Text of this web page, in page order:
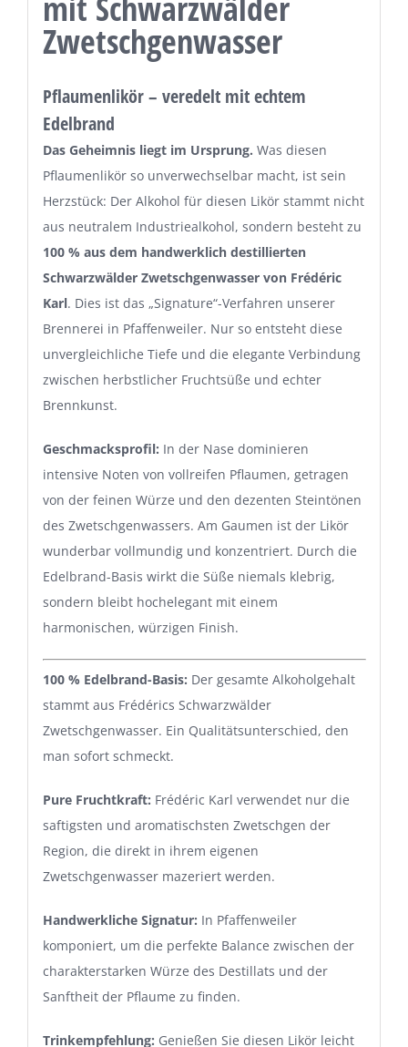
Zwetschgenwasser
Pflaumenlikör – veredelt mit echtem
Edelbrand
Das Geheimnis liegt im Ursprung. Was diesen
Pflaumenlikör so unverwechselbar macht, ist sein
Herzstück: Der Alkohol für diesen Likör stammt nicht
aus neutralem Industriealkohol, sondern besteht zu
100 % aus dem handwerklich destillierten
Schwarzwälder Zwetschgenwasser von Frédéric
Karl. Dies ist das „Signature“-Verfahren unserer
Brennerei in Pfaffenweiler. Nur so entsteht diese
unvergleichliche Tiefe und die elegante Verbindung
zwischen herbstlicher Fruchtsüße und echter
Brennkunst.
Geschmacksprofil: In der Nase dominieren
intensive Noten von vollreifen Pflaumen, getragen
von der feinen Würze und den dezenten Steintönen
des Zwetschgenwassers. Am Gaumen ist der Likör
wunderbar vollmundig und konzentriert. Durch die
Edelbrand-Basis wirkt die Süße niemals klebrig,
sondern bleibt hochelegant mit einem
harmonischen, würzigen Finish.
100 % Edelbrand-Basis: Der gesamte Alkoholgehalt
stammt aus Frédérics Schwarzwälder
Zwetschgenwasser. Ein Qualitätsunterschied, den
man sofort schmeckt.
Pure Fruchtkraft: Frédéric Karl verwendet nur die
saftigsten und aromatischsten Zwetschgen der
Region, die direkt in ihrem eigenen
Zwetschgenwasser mazeriert werden.
Handwerkliche Signatur: In Pfaffenweiler
komponiert, um die perfekte Balance zwischen der
charakterstarken Würze des Destillats und der
Sanftheit der Pflaume zu finden.
Trinkempfehlung: Genießen Sie diesen Likör leicht